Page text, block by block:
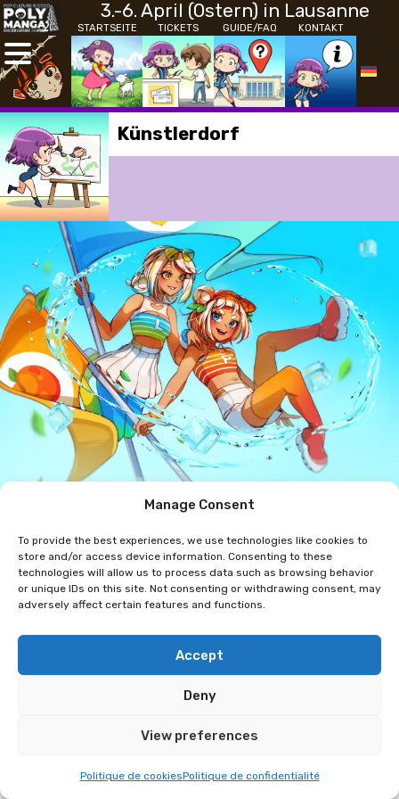
Manage Consent
To provide the best experiences, we use technologies like cookies to
store and/or access device information. Consenting to these
technologies will allow us to process data such as browsing behavior
or unique IDs on this site. Not consenting or withdrawing consent, may
adversely affect certain features and functions.
Accept
Deny
View preferences
Politique de cookiesPolitique de confidentialité
3.-6. April (Ostern) in Lausanne
STARTSEITE TICKETS GUIDE/FAQ KONTAKT
Künstlerdorf
Instagram des Künstlers
Rita Drawings
Hallo, ich bin Sandra, aber ihr könnt mich auch Rita
leidenschaftliche Illustratorin und habe mich als
Teenager auf die digitale Illustration konzentriert.
Meine Welt ist hauptsächlich von meinen
Animes inspiriert. Ich erschaffe auch meine eigenen
von Schweizer Kultreferenzen inspiriert sind. Ich bin